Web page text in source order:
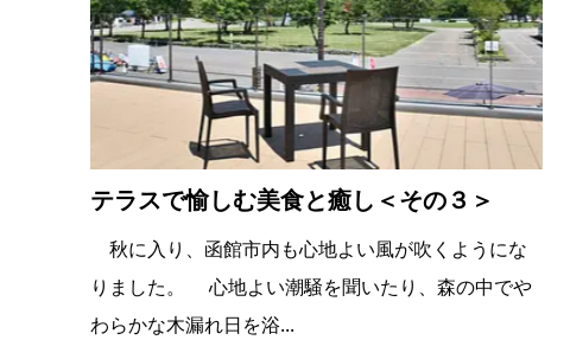
テラスで愉しむ美食と癒し＜その３＞
秋に入り、函館市内も心地よい風が吹くようにな
りました。 心地よい潮騒を聞いたり、森の中でや
わらかな木漏れ日を浴...